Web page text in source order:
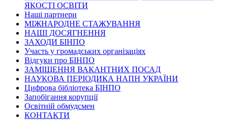
ЯКОСТІ ОСВІТИ
Наші партнери
МІЖНАРОДНЕ СТАЖУВАННЯ
НАШІ ДОСЯГНЕННЯ
ЗАХОДИ БІНПО
Участь у громадських організаціях
Відгуки про БІНПО
ЗАМІЩЕННЯ ВАКАНТНИХ ПОСАД
НАУКОВА ПЕРІОДИКА НАПН УКРАЇНИ
Цифрова бібліотека БІНПО
Запобігання корупції
Освітній обмудсмен
КОНТАКТИ